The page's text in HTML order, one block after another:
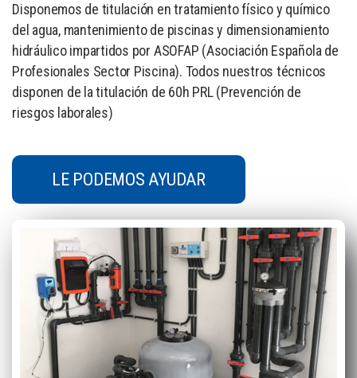
Disponemos de titulación en tratamiento físico y químico
del agua, mantenimiento de piscinas y dimensionamiento
hidráulico impartidos por ASOFAP (Asociación Española de
Profesionales Sector Piscina). Todos nuestros técnicos
disponen de la titulación de 60h PRL (Prevención de
riesgos laborales)
LE PODEMOS AYUDAR